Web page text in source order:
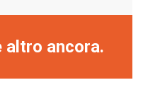
ancora.